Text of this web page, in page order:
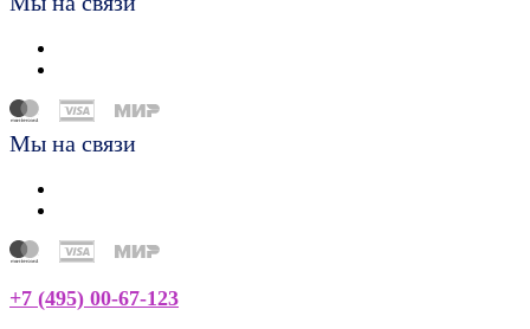
Мы на связи
+7 (495) 00-67-123